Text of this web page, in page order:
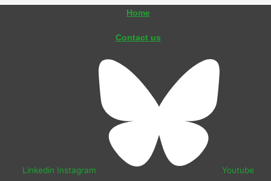
Home
Contact us
Linkedin Instagram
Youtube